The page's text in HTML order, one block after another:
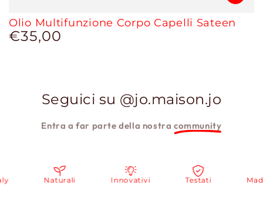
Olio Multifunzione Corpo Capelli Sateen
Prezzo
regolare
€35,00
Seguici su @jo.maison.jo
Entra a far parte della nostracommunity
Naturali Innovativi Testati Made in